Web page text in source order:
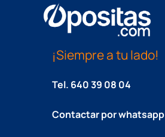
¡Siempre a tu lado!
Tel. 640 39 08 04
Contactar por whatsapp